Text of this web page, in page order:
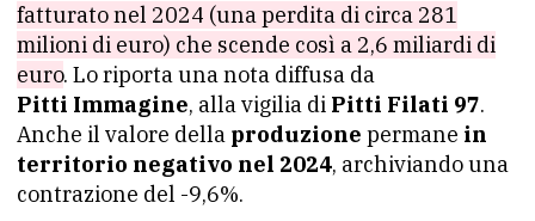
fatturato nel 2024 (una perdita di circa 281
milioni di euro) che scende così a 2,6 miliardi di
euro. Lo riporta una nota diffusa da
Pitti Immagine, alla vigilia di Pitti Filati 97.
Anche il valore della produzione permane in
territorio negativo nel 2024, archiviando una
contrazione del -9,6%.